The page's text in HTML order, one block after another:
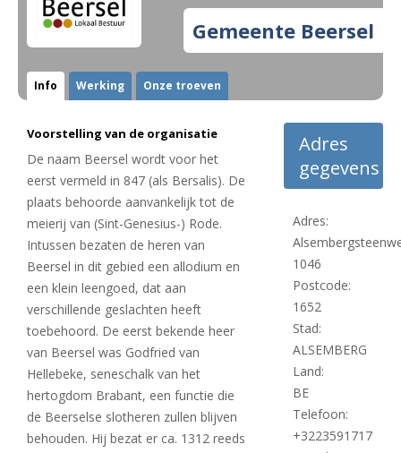
Gemeente Beersel
Info Werking Onze troeven
Voorstelling van de organisatie
De naam Beersel wordt voor het
eerst vermeld in 847 (als Bersalis). De
plaats behoorde aanvankelijk tot de
meierij van (Sint-Genesius-) Rode.
Intussen bezaten de heren van
Beersel in dit gebied een allodium en
een klein leengoed, dat aan
verschillende geslachten heeft
toebehoord. De eerst bekende heer
van Beersel was Godfried van
Hellebeke, seneschalk van het
hertogdom Brabant, een functie die
de Beerselse slotheren zullen blijven
behouden. Hij bezat er ca. 1312 reeds
Adres
gegevens
Adres:
1046
Postcode:
1652
Stad:
ALSEMBERG
Land:
BE
Telefoon:
+3223591717